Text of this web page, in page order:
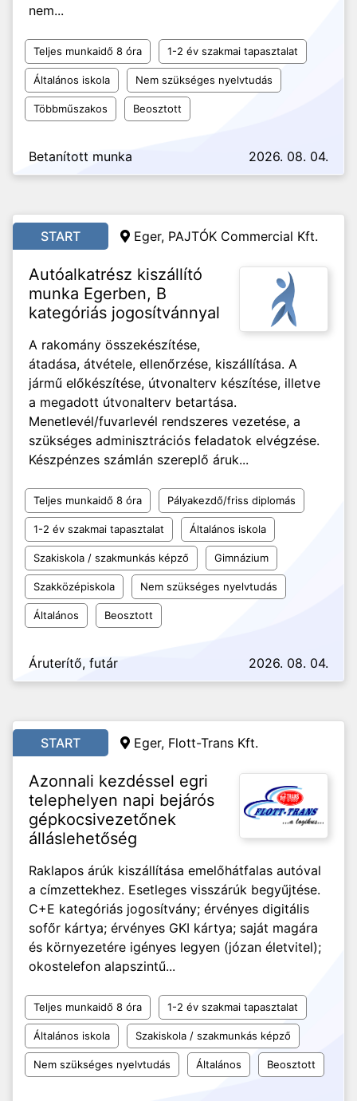
nem...
Teljes munkaidő 8 óra 1-2 év szakmai tapasztalat
Általános iskola Nem szükséges nyelvtudás
Többműszakos Beosztott
Betanított munka 2026. 08. 04.
START Eger, PAJTÓK Commercial Kft.
Autóalkatrész kiszállító
munka Egerben, B
kategóriás jogosítvánnyal
A rakomány összekészítése,
átadása, átvétele, ellenőrzése, kiszállítása. A
jármű előkészítése, útvonalterv készítése, illetve
a megadott útvonalterv betartása.
Menetlevél/fuvarlevél rendszeres vezetése, a
szükséges adminisztrációs feladatok elvégzése.
Készpénzes számlán szereplő áruk...
Teljes munkaidő 8 óra Pályakezdő/friss diplomás
1-2 év szakmai tapasztalat Általános iskola
Szakiskola / szakmunkás képző Gimnázium
Szakközépiskola Nem szükséges nyelvtudás
Általános Beosztott
Áruterítő, futár 2026. 08. 04.
START Eger, Flott-Trans Kft.
Azonnali kezdéssel egri
telephelyen napi bejárós
gépkocsivezetőnek
álláslehetőség
Raklapos árúk kiszállítása emelőhátfalas autóval
a címzettekhez. Esetleges visszárúk begyűjtése.
C+E kategóriás jogosítvány; érvényes digitális
sofőr kártya; érvényes GKI kártya; saját magára
és környezetére igényes legyen (józan életvitel);
okostelefon alapszintű...
Teljes munkaidő 8 óra 1-2 év szakmai tapasztalat
Általános iskola Szakiskola / szakmunkás képző
Nem szükséges nyelvtudás Általános Beosztott